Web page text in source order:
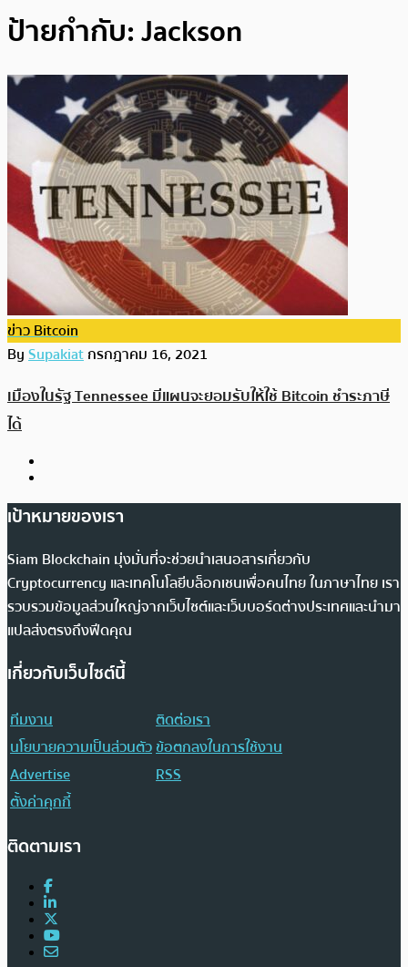
ป้ายกำกับ:Jackson
ข่าว Bitcoin
BySupakiatกรกฎาคม 16, 2021
เมืองในรัฐ Tennessee มีแผนจะยอมรับให้ใช้ Bitcoin ชำระภาษี
ได้
เป้าหมายของเรา
Siam Blockchain มุ่งมั่นที่จะช่วยนำเสนอสารเกี่ยวกับ
Cryptocurrency และเทคโนโลยีบล็อกเชนเพื่อคนไทย ในภาษาไทย เรา
รวบรวมข้อมูลส่วนใหญ่จากเว็บไซต์และเว็บบอร์ดต่างประเทศและนำมา
แปลส่งตรงถึงฟีดคุณ
เกี่ยวกับเว็บไซต์นี้
ทีมงาน
ติดต่อเรา
นโยบายความเป็นส่วนตัวข้อตกลงในการใช้งาน
Advertise
RSS
ตั้งค่าคุกกี้
ติดตามเรา